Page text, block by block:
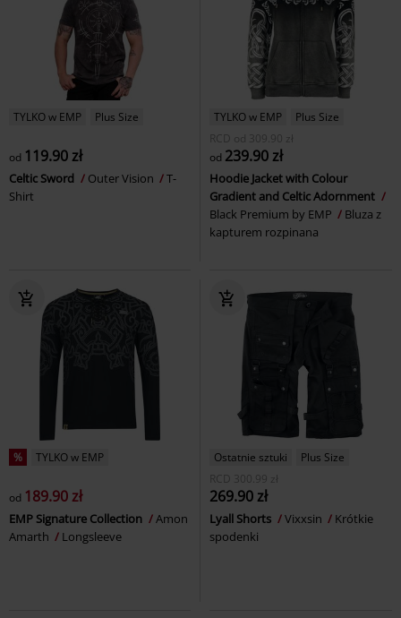
TYLKO w EMP Plus Size
od 119.90 zł
Celtic Sword Outer Vision
T-
Shirt
TYLKO w EMP
Plus Size
RCD
od 309.90 zł
od 239.90 zł
Hoodie Jacket with Colour
Gradient and Celtic Adornment
Black Premium by EMP
Bluza z
kapturem rozpinana
% TYLKO w EMP
od 189.90 zł
EMP Signature Collection
Amon
Amarth
Longsleeve
Ostatnie sztuki
Plus Size
RCD 300.99 zł
269.90 zł
Lyall Shorts Vixxsin
Krótkie
spodenki